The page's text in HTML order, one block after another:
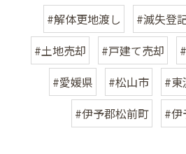
#解体更地渡し #滅失登
#土地売却
#戸建て売却
#愛媛県
#松山市 #東
#伊予郡松前町
#伊